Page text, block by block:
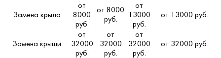
Замена крыла
от
8000
руб.
от 8000
руб.
от
13000
руб.
от 13000 руб.
Замена крыши
от
32000
руб.
от
32000
руб.
от
32000
руб.
от 32000 руб.